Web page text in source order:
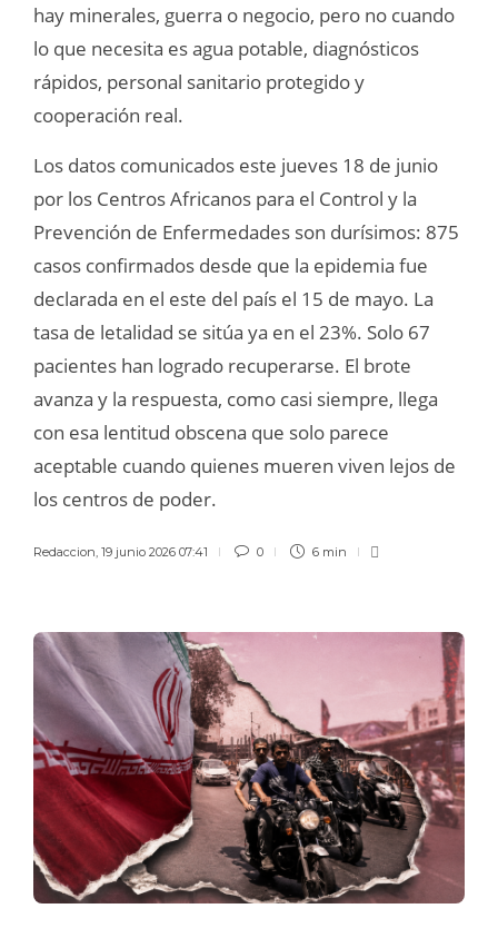
hay minerales, guerra o negocio, pero no cuando
lo que necesita es agua potable, diagnósticos
rápidos, personal sanitario protegido y
cooperación real.
Los datos comunicados este jueves 18 de junio
por los Centros Africanos para el Control y la
Prevención de Enfermedades son durísimos: 875
casos confirmados desde que la epidemia fue
declarada en el este del país el 15 de mayo. La
tasa de letalidad se sitúa ya en el 23%. Solo 67
pacientes han logrado recuperarse. El brote
avanza y la respuesta, como casi siempre, llega
con esa lentitud obscena que solo parece
aceptable cuando quienes mueren viven lejos de
los centros de poder.
Redaccion 19 junio 2026 07:41 0 6 min